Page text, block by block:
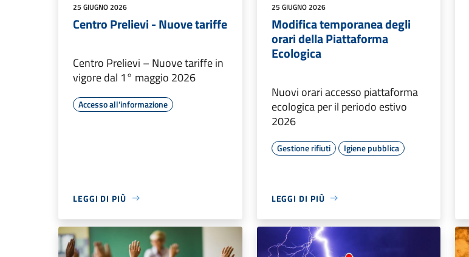
25 GIUGNO 2026
Centro Prelievi - Nuove tariffe
Centro Prelievi – Nuove tariffe in
vigore dal 1° maggio 2026
Accesso all'informazione
LEGGI DI PIÙ
25 GIUGNO 2026
Modifica temporanea degli
orari della Piattaforma
Ecologica
Nuovi orari accesso piattaforma
ecologica per il periodo estivo
2026
Gestione rifiuti Igiene pubblica
LEGGI DI PIÙ